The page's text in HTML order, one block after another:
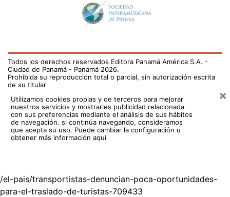
Todos los derechos reservados Editora Panamá América S.A. -
Ciudad de Panamá - Panamá 2026.
Prohibida su reproducción total o parcial, sin autorización escrita
de su titular
Utilizamos cookies propias y de terceros para mejorar
nuestros servicios y mostrarles publicidad relacionada
con sus preferencias mediante el análisis de sus hábitos
de navegación. si continúa navegando, consideramos
que acepta su uso. Puede cambiar la configuración u
obtener más información aquí
×
/el-pais/transportistas-denuncian-poca-oportunidades-
para-el-traslado-de-turistas-709433